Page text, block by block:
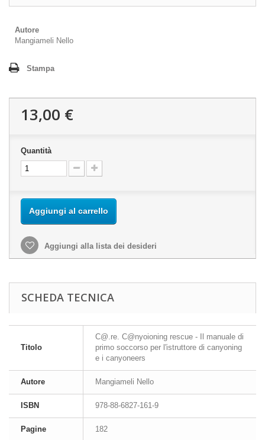
Autore
Mangiameli Nello
Stampa
13,00 €
Quantità
Aggiungi al carrello
Aggiungi alla lista dei desideri
SCHEDA TECNICA
Titolo
C@.re. C@nyoioning rescue - Il manuale di
primo soccorso per l'istruttore di canyoning
e i canyoneers
Autore Mangiameli Nello
ISBN 978-88-6827-161-9
Pagine 182